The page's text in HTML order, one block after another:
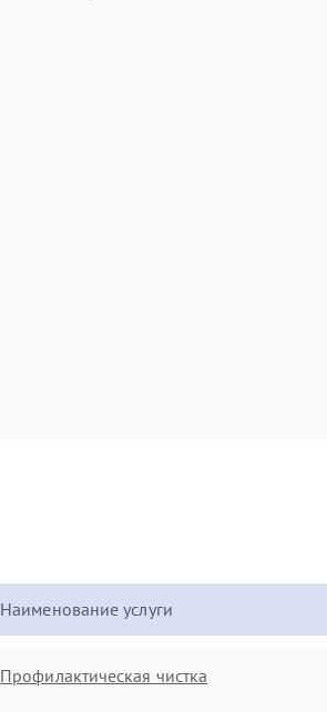
Наименование услуги
Профилактическая чистка